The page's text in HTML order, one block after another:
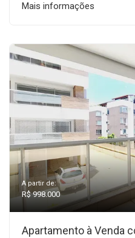
Mais informações
A partir de:
R$ 998.000
Apartamento à Venda